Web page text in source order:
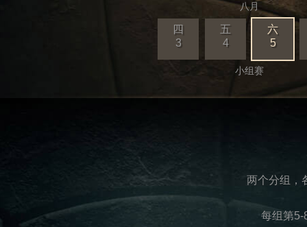
八月
四
3
五
4
六
5
小组赛
两个分组，
每组第5-